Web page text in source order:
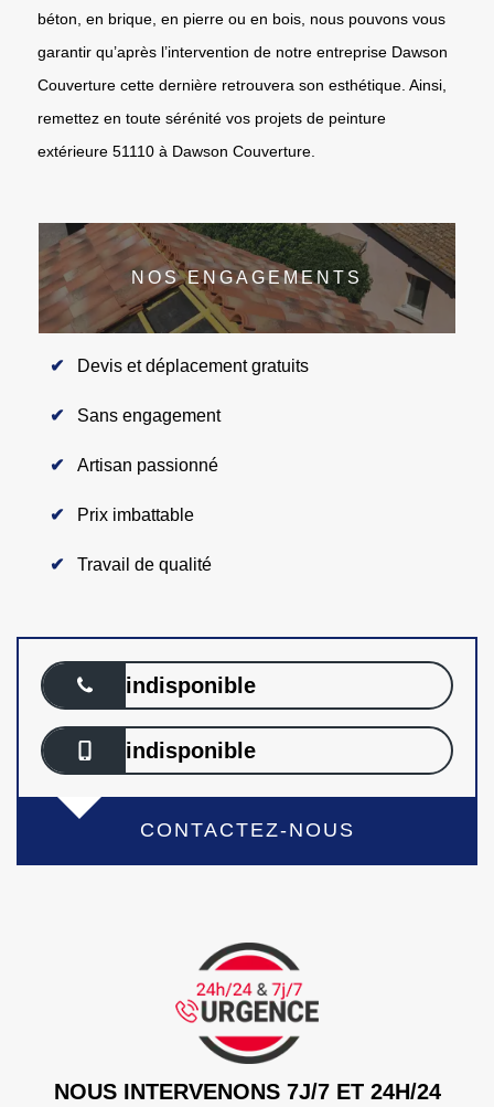
béton, en brique, en pierre ou en bois, nous pouvons vous
garantir qu’après l’intervention de notre entreprise Dawson
Couverture cette dernière retrouvera son esthétique. Ainsi,
remettez en toute sérénité vos projets de peinture
extérieure 51110 à Dawson Couverture.
NOS ENGAGEMENTS
Devis et déplacement gratuits
Sans engagement
Artisan passionné
Prix imbattable
Travail de qualité
indisponible
indisponible
CONTACTEZ-NOUS
NOUS INTERVENONS 7J/7 ET 24H/24